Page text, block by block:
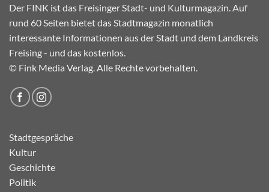
Der FINK ist das Freisinger Stadt- und Kulturmagazin. Auf
rund 60 Seiten bietet das Stadtmagazin monatlich
interessante Informationen aus der Stadt und dem Landkreis
Freising - und das kostenlos.
© Fink Media Verlag. Alle Rechte vorbehalten.
Stadtgespräche
Kultur
Geschichte
Politik